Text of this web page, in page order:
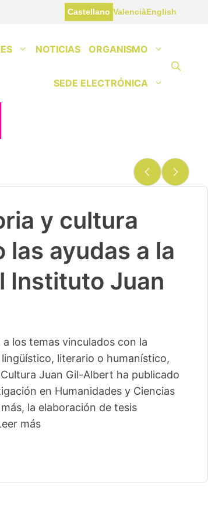
Castellano ValenciàEnglish
NOTICIAS ORGANISMO
SEDE ELECTRÓNICA
y cultura
ayudas a la
Instituto Juan
los temas vinculados con la
literario o humanístico,
Juan Gil-Albert ha publicado
en Humanidades y Ciencias
la elaboración de tesis
más